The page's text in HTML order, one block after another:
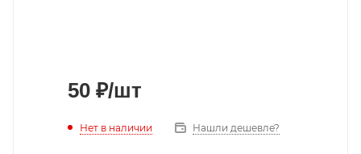
50 ₽/шт
Нет в наличии Нашли дешевле?